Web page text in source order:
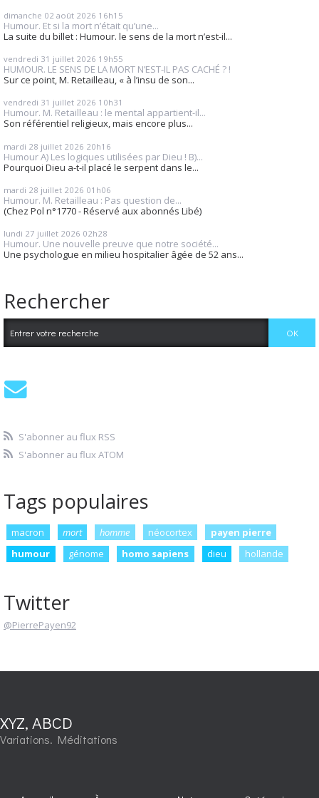
dimanche 02 août 2026 16h15
Humour. Et si la mort n’était qu’une...
La suite du billet : Humour. le sens de la mort n’est-il...
vendredi 31 juillet 2026 19h55
HUMOUR. LE SENS DE LA MORT N’EST-IL PAS CACHÉ ? !
Sur ce point, M. Retailleau, « à l’insu de son...
vendredi 31 juillet 2026 10h31
Humour. M. Retailleau : le mental appartient-il...
Son référentiel religieux, mais encore plus...
mardi 28 juillet 2026 20h16
Humour A) Les logiques utilisées par Dieu ! B)...
Pourquoi Dieu a-t-il placé le serpent dans le...
mardi 28 juillet 2026 01h06
Humour. M. Retailleau : Pas question de...
(Chez Pol n°1770 - Réservé aux abonnés Libé)
lundi 27 juillet 2026 02h28
Humour. Une nouvelle preuve que notre société...
Une psychologue en milieu hospitalier âgée de 52 ans...
Rechercher
S'abonner au flux RSS
S'abonner au flux ATOM
Tags populaires
macron mort homme néocortex
payen pierre
humour
génome homo sapiens dieu hollande
Twitter
@PierrePayen92
XYZ, ABCD
Variations. Méditations